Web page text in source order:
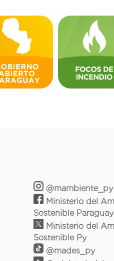
@mambiente_py
Ministerio del
Sostenible Paraguay
Ministerio del
Sostenible Py
@mades_py